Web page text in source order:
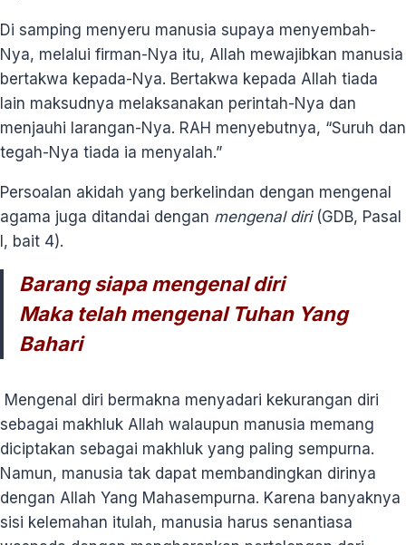
Di samping menyeru manusia supaya menyembah-
Nya, melalui firman-Nya itu, Allah mewajibkan manusia
bertakwa kepada-Nya. Bertakwa kepada Allah tiada
lain maksudnya melaksanakan perintah-Nya dan
menjauhi larangan-Nya. RAH menyebutnya, “Suruh dan
tegah-Nya tiada ia menyalah.”
Persoalan akidah yang berkelindan dengan mengenal
agama juga ditandai dengan mengenal diri(GDB, Pasal
I, bait 4).
Barang siapa mengenal diri
Maka telah mengenal Tuhan Yang
Bahari
Mengenal diri bermakna menyadari kekurangan diri
sebagai makhluk Allah walaupun manusia memang
diciptakan sebagai makhluk yang paling sempurna.
Namun, manusia tak dapat membandingkan dirinya
dengan Allah Yang Mahasempurna. Karena banyaknya
sisi kelemahan itulah, manusia harus senantiasa